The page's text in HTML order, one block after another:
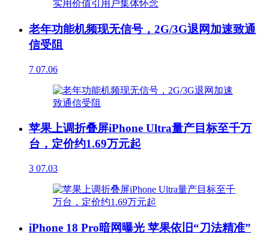
老年功能机频现无信号，2G/3G退网加速致通
信受阻
7 07.06
苹果上调折叠屏iPhone Ultra量产目标至千万
台，定价约1.69万元起
3 07.03
iPhone 18 Pro暗网曝光 苹果依旧“刀法精准”